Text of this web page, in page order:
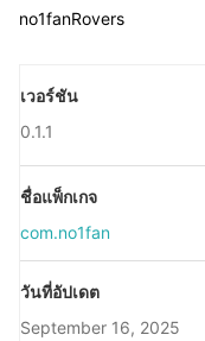
no1fanRovers
เวอร์ชัน
0.1.1
ชื่อแพ็กเกจ
com.no1fan
วันที่อัปเดต
September 16, 2025